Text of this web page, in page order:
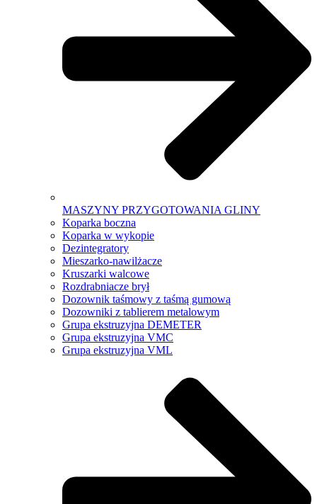
MASZYNY PRZYGOTOWANIA GLINY
Koparka boczna
Koparka w wykopie
Dezintegratory
Mieszarko-nawilżacze
Kruszarki walcowe
Rozdrabniacze brył
Dozownik taśmowy z taśmą gumową
Dozowniki z tablierem metalowym
Grupa ekstruzyjna DEMETER
Grupa ekstruzyjna VMC
Grupa ekstruzyjna VML